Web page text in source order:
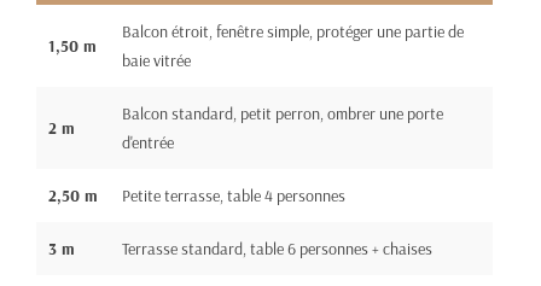
1,50 m
Balcon étroit, fenêtre simple, protéger une partie de
baie vitrée
2 m
Balcon standard, petit perron, ombrer une porte
d'entrée
2,50 m Petite terrasse, table 4 personnes
3 m Terrasse standard, table 6 personnes + chaises